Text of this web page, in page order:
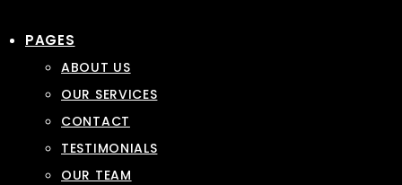
PAGES
ABOUT US
OUR SERVICES
CONTACT
TESTIMONIALS
OUR TEAM